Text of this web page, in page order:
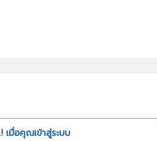
เมื่อคุณเข้าสู่ระบบ